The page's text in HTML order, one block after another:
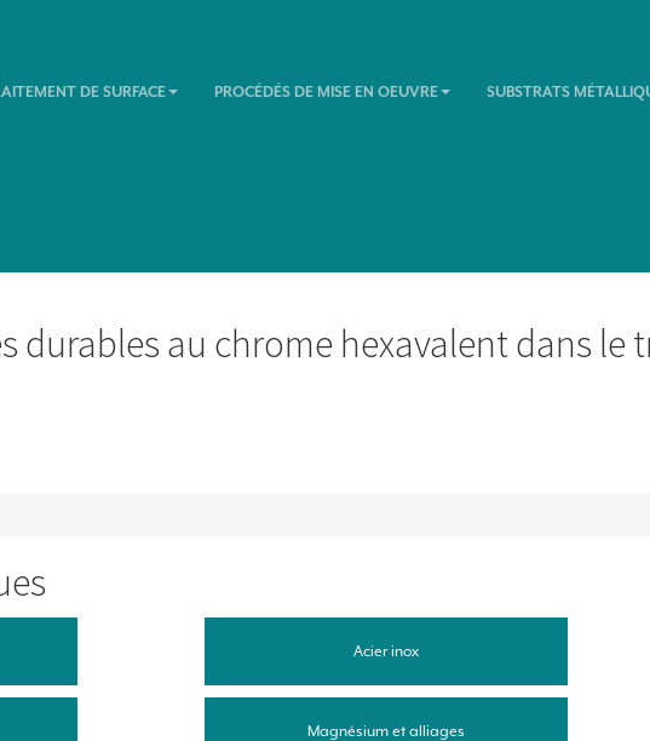
DE SURFACE PROCÉDÉS DE MISE EN OEUVRE SUBSTRATS
durables au chrome hexavalent dans le
Acier inox
Magnésium et alliages